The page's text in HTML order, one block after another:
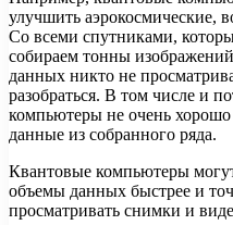
улучшить аэрокосмические,
Со всеми спутниками,
собираем тонны
данных никто не
разобраться. В том числе и
компьютеры не очень
данные из собранного ряда.
Квантовые компьютеры
объемы данных быстрее и
просматривать снимки и